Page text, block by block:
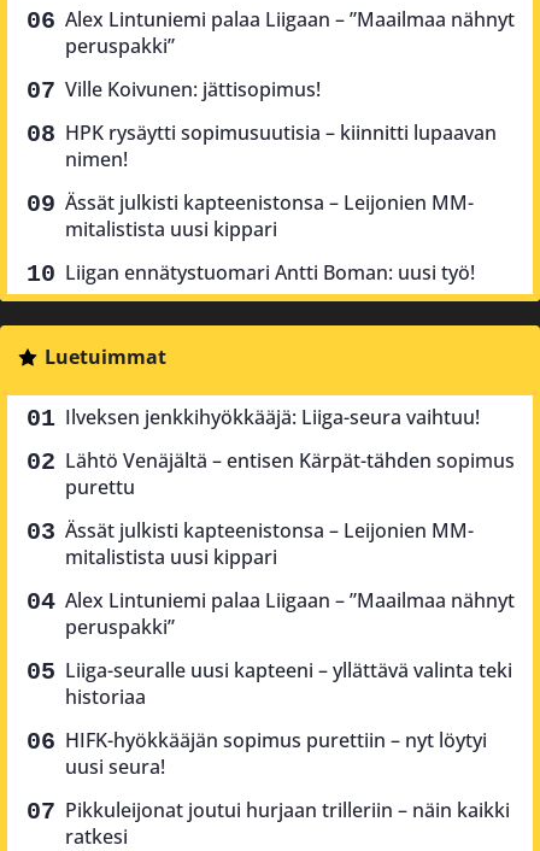
Alex Lintuniemi palaa Liigaan – ”Maailmaa nähnyt
peruspakki”
Ville Koivunen: jättisopimus!
HPK rysäytti sopimusuutisia – kiinnitti lupaavan
nimen!
Ässät julkisti kapteenistonsa – Leijonien MM-
mitalistista uusi kippari
Liigan ennätystuomari Antti Boman: uusi työ!
Luetuimmat
Ilveksen jenkkihyökkääjä: Liiga-seura vaihtuu!
Lähtö Venäjältä – entisen Kärpät-tähden sopimus
purettu
Ässät julkisti kapteenistonsa – Leijonien MM-
mitalistista uusi kippari
Alex Lintuniemi palaa Liigaan – ”Maailmaa nähnyt
peruspakki”
Liiga-seuralle uusi kapteeni – yllättävä valinta teki
historiaa
HIFK-hyökkääjän sopimus purettiin – nyt löytyi
uusi seura!
Pikkuleijonat joutui hurjaan trilleriin – näin kaikki
ratkesi